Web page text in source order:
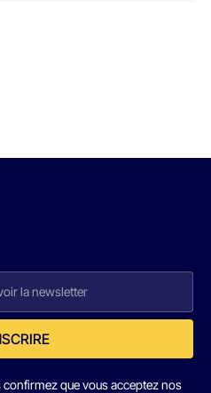
que vous acceptez nos